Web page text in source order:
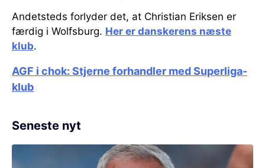
Andetsteds forlyder det, at Christian Eriksen er
færdig i Wolfsburg. Her er danskerens næste
klub.
AGF i chok: Stjerne forhandler med Superliga-
klub
Seneste nyt